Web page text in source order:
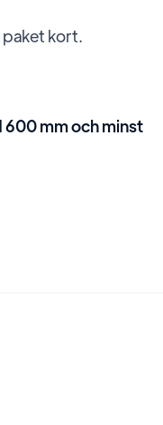
paket kort.
mm och minst